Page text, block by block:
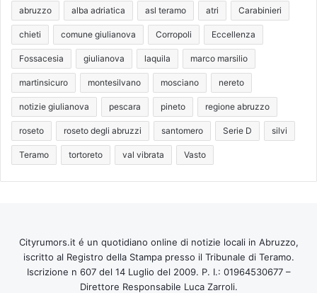
abruzzo alba adriatica asl teramo atri Carabinieri
chieti comune giulianova Corropoli Eccellenza
Fossacesia giulianova laquila marco marsilio
martinsicuro montesilvano mosciano nereto
notizie giulianova pescara pineto regione abruzzo
roseto roseto degli abruzzi santomero Serie D silvi
Teramo tortoreto val vibrata Vasto
Cityrumors.it é un quotidiano online di notizie locali in Abruzzo,
iscritto al Registro della Stampa presso il Tribunale di Teramo.
Iscrizione n 607 del 14 Luglio del 2009. P. I.: 01964530677 –
Direttore Responsabile Luca Zarroli.